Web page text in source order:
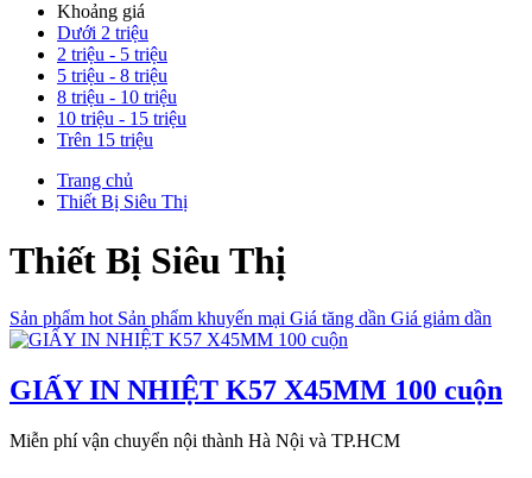
Khoảng giá
Dưới 2 triệu
2 triệu - 5 triệu
5 triệu - 8 triệu
8 triệu - 10 triệu
10 triệu - 15 triệu
Trên 15 triệu
Trang chủ
Thiết Bị Siêu Thị
Thiết Bị Siêu Thị
Sản phẩm hot Sản phẩm khuyến mại Giá tăng dần Giá giảm dần
GIẤY IN NHIỆT K57 X45MM 100 cuộn
Miễn phí vận chuyển nội thành Hà Nội và TP.HCM